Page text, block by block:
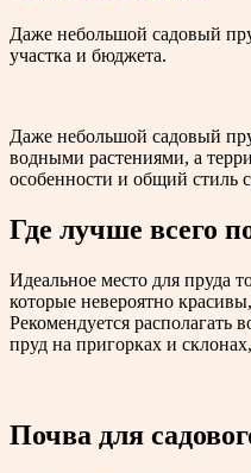
Даже небольшой садовый
участка и бюджета.
Даже небольшой садовый
водными растениями, а
особенности и общий стиль
Где лучше всего
Идеальное место для пруда
которые невероятно
Рекомендуется располагать
пруд на пригорках и
Почва для